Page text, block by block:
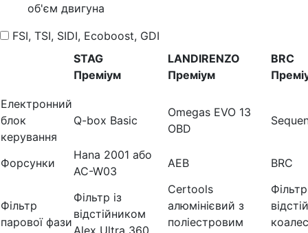
об'єм двигуна
FSI, TSI, SIDI, Ecoboost, GDI
STAG
Преміум
LANDIRENZO
Преміум
BRC
Електронний
блок
керування
Q-box Basic
Omegas EVO 13
OBD
Форсунки
Hana 2001 або
AC-W03
AEB BRC
Фільтр
парової фази
Фільтр із
відстійником
Alex Ultra 360
Certools
алюмінієвий з
поліестровим
Фільтр